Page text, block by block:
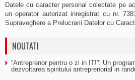
Datele cu caracter personal colectate pe
un operator autorizat inregistrat cu nr.
Supraveghere a Prelucrarii Datelor cu
NOUTATI
“Antreprenor pentru o zi in IT!”: Un
dezvoltarea spiritului antreprenorial in